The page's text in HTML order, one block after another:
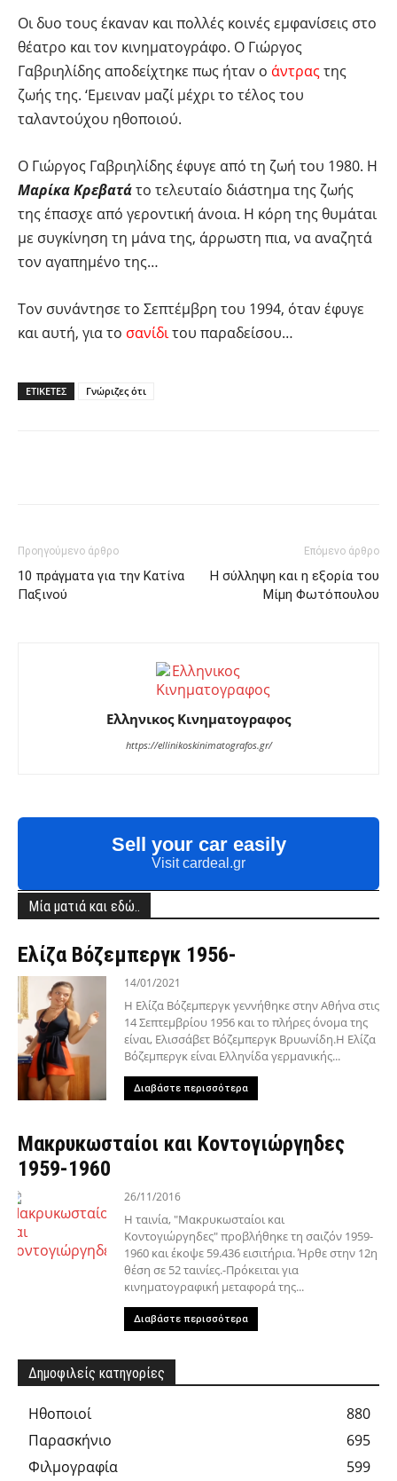
Οι δυο τους έκαναν και πολλές κοινές εμφανίσεις στο
θέατρο και τον κινηματογράφο. Ο Γιώργος
Γαβριηλίδης αποδείχτηκε πως ήταν ο άντραςτης
ζωής της. ‘Εμειναν μαζί μέχρι το τέλος του
ταλαντούχου ηθοποιού.
Ο Γιώργος Γαβριηλίδης έφυγε από τη ζωή του 1980. Η
Μαρίκα Κρεβατάτο τελευταίο διάστημα της ζωής
της έπασχε από γεροντική άνοια. Η κόρη της θυμάται
με συγκίνηση τη μάνα της, άρρωστη πια, να αναζητά
τον αγαπημένο της…
Τον συνάντησε το Σεπτέμβρη του 1994, όταν έφυγε
και αυτή, για το σανίδιτου παραδείσου…
ΕΤΙΚΕΤΕΣ Γνώριζες ότι
Προηγούμενο άρθρο
10 πράγματα για την Κατίνα
Παξινού
Επόμενο άρθρο
Η σύλληψη και η εξορία του
Μίμη Φωτόπουλου
Ελληνικος Κινηματογραφος
https://ellinikoskinimatografos.gr/
Sell your car easily
Visit cardeal.gr
Μία ματιά και εδώ..
Ελίζα Βόζεμπεργκ 1956-
14/01/2021
Η Ελίζα Βόζεμπεργκ γεννήθηκε στην Αθήνα στις
14 Σεπτεμβρίου 1956 και το πλήρες όνομα της
είναι, Ελισσάβετ Βόζεμπεργκ Βρυωνίδη.Η Ελίζα
Βόζεμπεργκ είναι Ελληνίδα γερμανικής...
Διαβάστε περισσότερα
Μακρυκωσταίοι και Κοντογιώργηδες
1959-1960
26/11/2016
Η ταινία, "Μακρυκωσταίοι και
Κοντογιώργηδες" προβλήθηκε τη σαιζόν 1959-
1960 και έκοψε 59.436 εισιτήρια. Ήρθε στην 12η
θέση σε 52 ταινίες.-Πρόκειται για
κινηματογραφική μεταφορά της...
Διαβάστε περισσότερα
Δημοφιλείς κατηγορίες
Hθοποιοί
880
Παρασκήνιο
695
Φιλμογραφία
599